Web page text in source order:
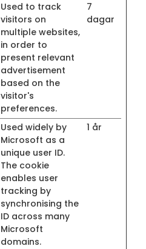
Used to track
visitors on
multiple websites,
in order to
present relevant
advertisement
based on the
visitor's
preferences.
7
dagar
Used widely by
Microsoft as a
unique user ID.
The cookie
enables user
tracking by
synchronising the
ID across many
Microsoft
domains.
1 år